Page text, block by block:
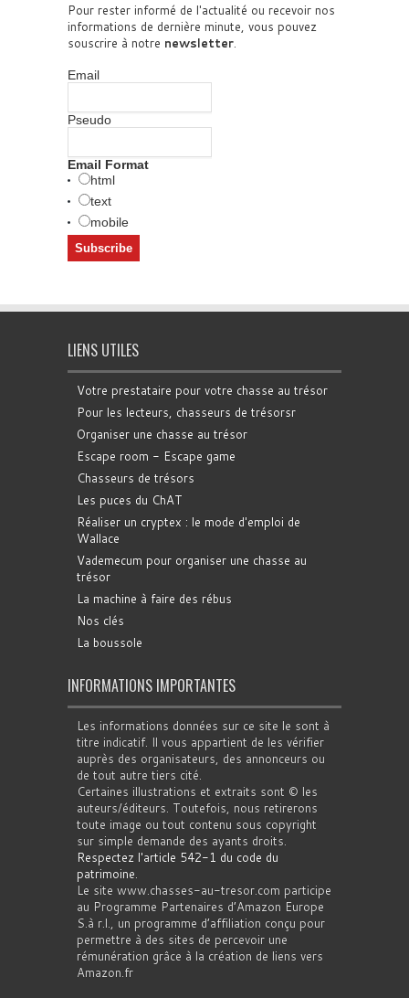
Pour rester informé de l'actualité ou recevoir nos
informations de dernière minute, vous pouvez
souscrire à notre newsletter.
Email
Pseudo
Email Format
html
text
mobile
LIENS UTILES
Votre prestataire pour votre chasse au trésor
Pour les lecteurs, chasseurs de trésorsr
Organiser une chasse au trésor
Escape room - Escape game
Chasseurs de trésors
Les puces du ChAT
Réaliser un cryptex : le mode d'emploi de
Wallace
Vademecum pour organiser une chasse au
trésor
La machine à faire des rébus
Nos clés
La boussole
INFORMATIONS IMPORTANTES
Les informations données sur ce site le sont à
titre indicatif. Il vous appartient de les vérifier
auprès des organisateurs, des annonceurs ou
de tout autre tiers cité.
Certaines illustrations et extraits sont © les
auteurs/éditeurs. Toutefois, nous retirerons
toute image ou tout contenu sous copyright
sur simple demande des ayants droits.
Respectez l'article 542-1 du code du
patrimoine.
Le site www.chasses-au-tresor.com participe
au Programme Partenaires d’Amazon Europe
S.à r.l., un programme d’affiliation conçu pour
permettre à des sites de percevoir une
rémunération grâce à la création de liens vers
Amazon.fr